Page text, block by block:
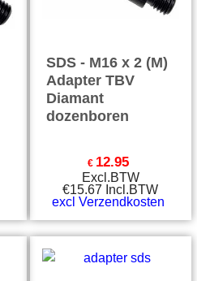
SDS - M16 x 2 (M)
Adapter TBV
Diamant
dozenboren
€ 12.95
Excl.BTW
€15.67 Incl.BTW
excl Verzendkosten